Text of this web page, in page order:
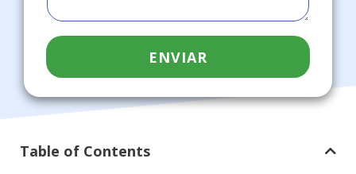
ENVIAR
Table of Contents